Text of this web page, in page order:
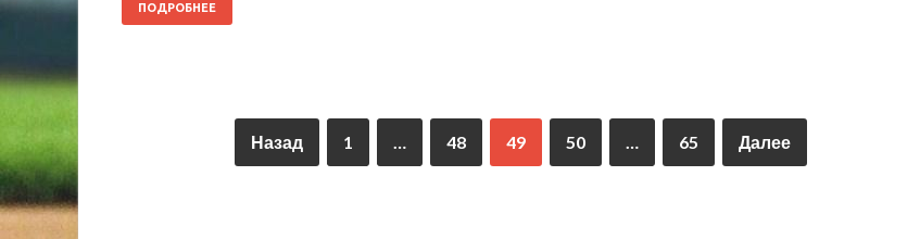
ПОДРОБНЕЕ
Назад 1 … 48 49 50 … 65 Далее